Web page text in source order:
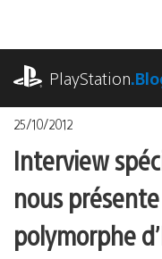
contenu
PlayStation
25/10/2012
Interview
nous
polymorphe